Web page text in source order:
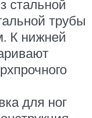
стальной
трубы
К нижней
для ног